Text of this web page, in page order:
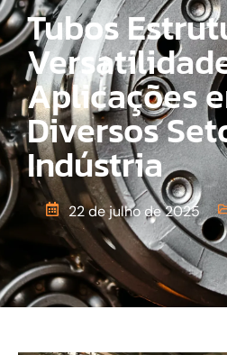
Tubos
Aplicações
Diversos
Indústria
22 de julho de 2025